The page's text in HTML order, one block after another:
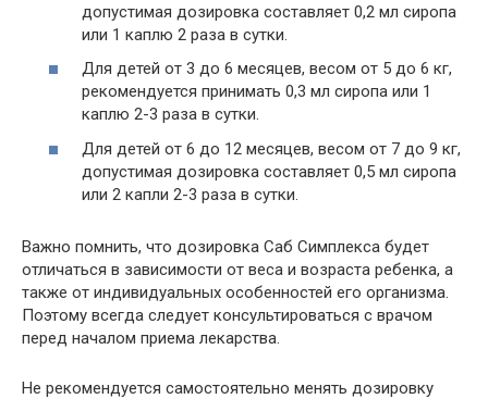
допустимая дозировка составляет 0,2 мл сиропа
или 1 каплю 2 раза в сутки.
Для детей от 3 до 6 месяцев, весом от 5 до 6 кг,
рекомендуется принимать 0,3 мл сиропа или 1
каплю 2-3 раза в сутки.
Для детей от 6 до 12 месяцев, весом от 7 до 9 кг,
допустимая дозировка составляет 0,5 мл сиропа
или 2 капли 2-3 раза в сутки.
Важно помнить, что дозировка Саб Симплекса будет
отличаться в зависимости от веса и возраста ребенка, а
также от индивидуальных особенностей его организма.
Поэтому всегда следует консультироваться с врачом
перед началом приема лекарства.
Не рекомендуется самостоятельно менять дозировку